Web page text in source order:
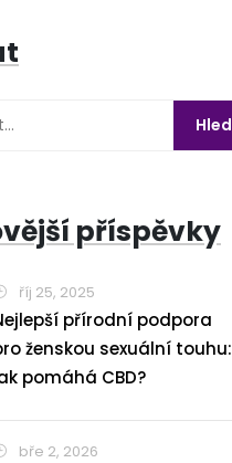
příspěvky
říj 25, 2025
přírodní podpora
ženskou sexuální touhu:
pomáhá CBD?
bře 2, 2026